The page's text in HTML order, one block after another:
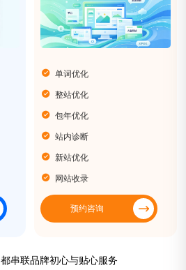
验。
单词优化
整站优化
包年优化
站内诊断
新站优化
网站收录
预约咨询
串联品牌初心与贴心服务